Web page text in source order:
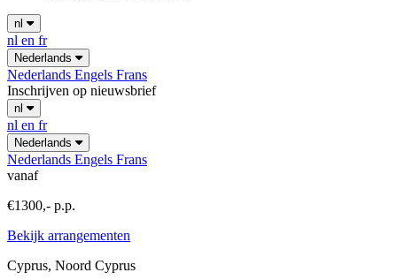
nl
nl en fr
Nederlands
Nederlands Engels Frans
Inschrijven op nieuwsbrief
nl
nl en fr
Nederlands
Nederlands Engels Frans
vanaf
€1300,- p.p.
Bekijk arrangementen
Cyprus, Noord Cyprus